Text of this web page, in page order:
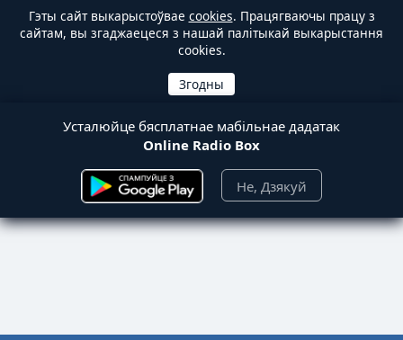
Гэты сайт выкарыстоўвае cookies. Працягваючы працу з
сайтам, вы згаджаецеся з нашай палітыкай выкарыстання
cookies.
Усталюйце бясплатнае мабільнае дадатак
Online Radio Box
Не, Дзякуй